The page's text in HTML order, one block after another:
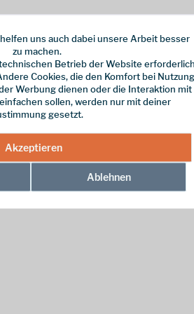
uns auch dabei unsere Arbeit besser
zu machen.
Betrieb der Website
Cookies, die den Komfort bei Nutzung
Werbung dienen oder die Interaktion mit
sollen, werden nur mit deiner
gesetzt.
Akzeptieren
Ablehnen